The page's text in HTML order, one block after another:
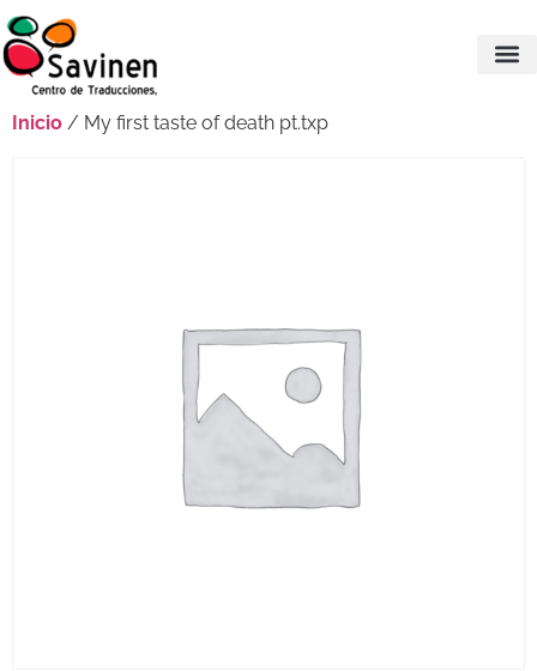
Inicio / My first taste of death pt.txp